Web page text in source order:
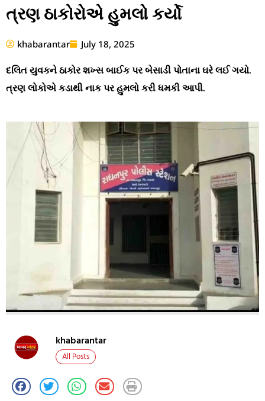
ત્રણ ઠાકોરોએ હુમલો કર્યો
khabarantar July 18, 2025
દલિત યુવકને ઠાકોર શખ્સ બાઈક પર બેસાડી પોતાના ઘરે લઈ ગયો.
ત્રણ લોકોએ કડાથી નાક પર હુમલો કરી ધમકી આપી.
khabarantar
All Posts